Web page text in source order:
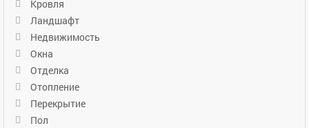
Кровля
Ландшафт
Недвижимость
Окна
Отделка
Отопление
Перекрытие
Пол